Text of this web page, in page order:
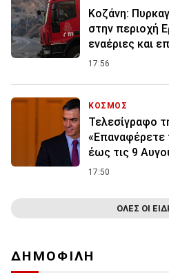
Κοζάνη:
στην περιοχή
εναέριες και
17:56
ΚΟΣΜΟΣ
Τελεσίγραφο
«Επαναφέρετε
έως τις 9
17:50
ΟΛΕΣ ΟΙ
ΔΗΜΟΦΙΛΗ